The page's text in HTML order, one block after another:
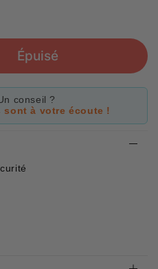
Épuisé
conseil ?
sont à votre écoute !